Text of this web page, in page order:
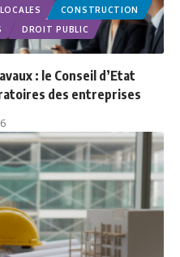
CONSTRUCTION
DROIT PUBLIC
: le Conseil d’Etat
des entreprises